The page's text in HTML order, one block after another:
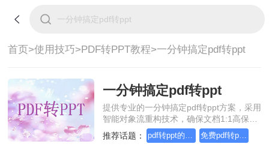
首页>使用技巧>PDF转PPT教程>一分钟搞定pdf转ppt
一分钟搞定pdf转ppt
提供专业的一分钟搞定pdf转ppt方案，采用
智能对象流重构技术，确保文档1:1高保真
还原且排版不乱码。支持一键批量处理，
全链路 SSL 加密保障隐私安全。助您快速
推荐话题： pdf转ppt的三种方法 免费pdf转ppt的三种方法